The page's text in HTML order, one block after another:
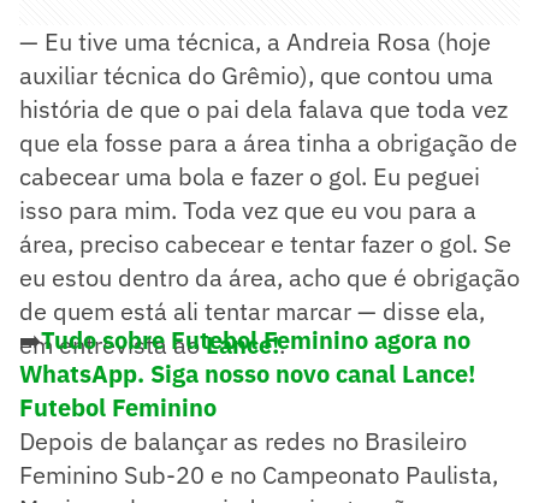
— Eu tive uma técnica, a Andreia Rosa (hoje
auxiliar técnica do Grêmio), que contou uma
história de que o pai dela falava que toda vez
que ela fosse para a área tinha a obrigação de
cabecear uma bola e fazer o gol. Eu peguei
isso para mim. Toda vez que eu vou para a
área, preciso cabecear e tentar fazer o gol. Se
eu estou dentro da área, acho que é obrigação
de quem está ali tentar marcar — disse ela,
em entrevista aoLance!.
➡️Tudo sobre Futebol Feminino agora no
WhatsApp. Siga nosso novo canal Lance!
Futebol Feminino
Depois de balançar as redes no Brasileiro
Feminino Sub-20 e no Campeonato Paulista,